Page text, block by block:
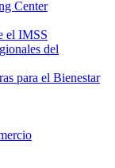
Center
el IMSS
del
para el Bienestar